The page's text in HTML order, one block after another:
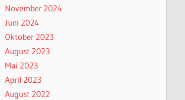
November 2024
Juni 2024
Oktober 2023
August 2023
Mai 2023
April 2023
August 2022